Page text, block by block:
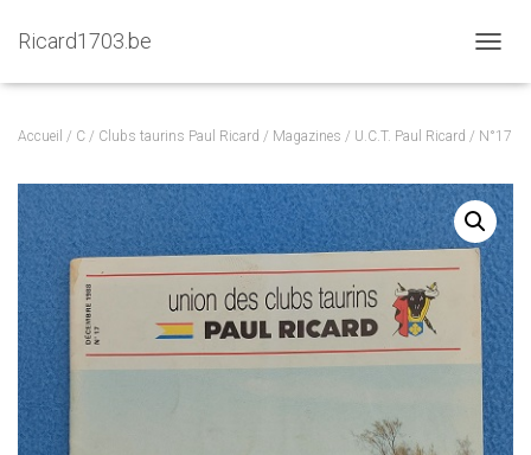
Ricard1703.be
É
L
R
L
A
N
A
V
I
G
A
T
I
O
Accueil / C / Clubs taurins Paul Ricard / Magazines / U.C.T. Paul Ricard / N°17